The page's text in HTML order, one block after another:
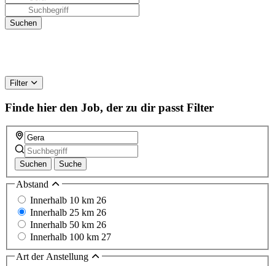
Filter
Finde hier den Job, der zu dir passt Filter
Suchen Suche
Abstand
Innerhalb 10 km 26
Innerhalb 25 km 26
Innerhalb 50 km 26
Innerhalb 100 km 27
Art der Anstellung